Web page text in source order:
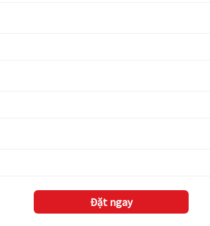
Đặt ngay